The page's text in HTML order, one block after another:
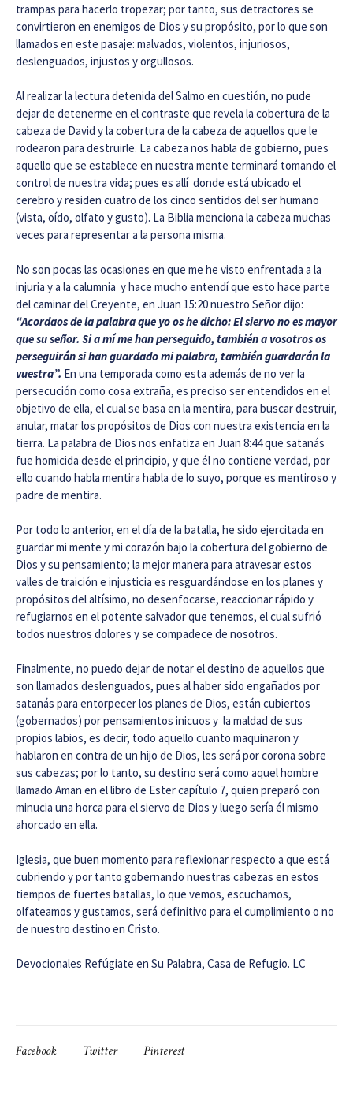
trampas para hacerlo tropezar; por tanto, sus detractores se
convirtieron en enemigos de Dios y su propósito, por lo que son
llamados en este pasaje: malvados, violentos, injuriosos,
deslenguados, injustos y orgullosos.
Al realizar la lectura detenida del Salmo en cuestión, no pude
dejar de detenerme en el contraste que revela la cobertura de la
cabeza de David y la cobertura de la cabeza de aquellos que le
rodearon para destruirle. La cabeza nos habla de gobierno, pues
aquello que se establece en nuestra mente terminará tomando el
control de nuestra vida; pues es allí donde está ubicado el
cerebro y residen cuatro de los cinco sentidos del ser humano
(vista, oído, olfato y gusto). La Biblia menciona la cabeza muchas
veces para representar a la persona misma.
No son pocas las ocasiones en que me he visto enfrentada a la
injuria y a la calumnia y hace mucho entendí que esto hace parte
del caminar del Creyente, en Juan 15:20 nuestro Señor dijo:
“Acordaos de la palabra que yo os he dicho: El siervo no es mayor
que su señor. Si a mí me han perseguido, también a vosotros os
perseguiránsi han guardado mi palabra, también guardarán la
vuestra”. En una temporada como esta además de no ver la
persecución como cosa extraña, es preciso ser entendidos en el
objetivo de ella, el cual se basa en la mentira, para buscar destruir,
anular, matar los propósitos de Dios con nuestra existencia en la
tierra. La palabra de Dios nos enfatiza en Juan 8:44 que satanás
fue homicida desde el principio, y que él no contiene verdad, por
ello cuando habla mentira habla de lo suyo, porque es mentiroso y
padre de mentira.
Por todo lo anterior, en el día de la batalla, he sido ejercitada en
guardar mi mente y mi corazón bajo la cobertura del gobierno de
Dios y su pensamiento; la mejor manera para atravesar estos
valles de traición e injusticia es resguardándose en los planes y
propósitos del altísimo, no desenfocarse, reaccionar rápido y
refugiarnos en el potente salvador que tenemos, el cual sufrió
todos nuestros dolores y se compadece de nosotros.
Finalmente, no puedo dejar de notar el destino de aquellos que
son llamados deslenguados, pues al haber sido engañados por
satanás para entorpecer los planes de Dios, están cubiertos
(gobernados) por pensamientos inicuos y la maldad de sus
propios labios, es decir, todo aquello cuanto maquinaron y
hablaron en contra de un hijo de Dios, les será por corona sobre
sus cabezas; por lo tanto, su destino será como aquel hombre
llamado Aman en el libro de Ester capítulo 7, quien preparó con
minucia una horca para el siervo de Dios y luego sería él mismo
ahorcado en ella.
Iglesia, que buen momento para reflexionar respecto a que está
cubriendo y por tanto gobernando nuestras cabezas en estos
tiempos de fuertes batallas, lo que vemos, escuchamos,
olfateamos y gustamos, será definitivo para el cumplimiento o no
de nuestro destino en Cristo.
Devocionales Refúgiate en Su Palabra, Casa de Refugio. LC
Facebook Twitter Pinterest